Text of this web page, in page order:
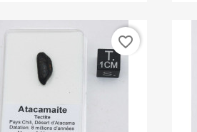
favorite_border